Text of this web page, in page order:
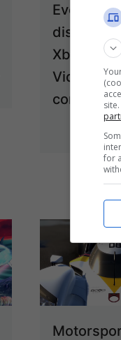
Evolved:
Xbox One
Video
7
for